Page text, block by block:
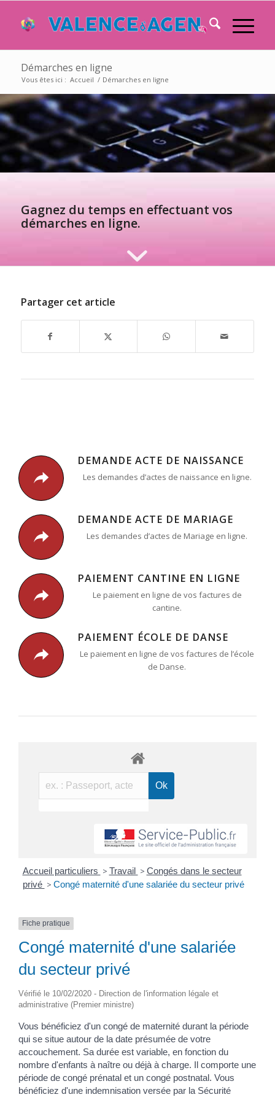
Démarches en ligne
Vous êtes ici : Accueil / Démarches en ligne
Gagnez du temps en effectuant vos
démarches en ligne.
Partager cet article
DEMANDE ACTE DE NAISSANCE
Les demandes d’actes de naissance en ligne.
DEMANDE ACTE DE MARIAGE
Les demandes d’actes de Mariage en ligne.
PAIEMENT CANTINE EN LIGNE
Le paiement en ligne de vos factures de
cantine.
PAIEMENT ÉCOLE DE DANSE
Le paiement en ligne de vos factures de l’école
de Danse.
Accueil particuliers > Travail > Congés dans le secteur
privé > Congé maternité d'une salariée du secteur privé
Fiche pratique
Congé maternité d'une salariée
du secteur privé
Vérifié le 10/02/2020 - Direction de l'information légale et
administrative (Premier ministre)
Vous bénéficiez d'un congé de maternité durant la période
qui se situe autour de la date présumée de votre
accouchement. Sa durée est variable, en fonction du
nombre d'enfants à naître ou déjà à charge. Il comporte une
période de congé prénatal et un congé postnatal. Vous
bénéficiez d'une indemnisation versée par la Sécurité